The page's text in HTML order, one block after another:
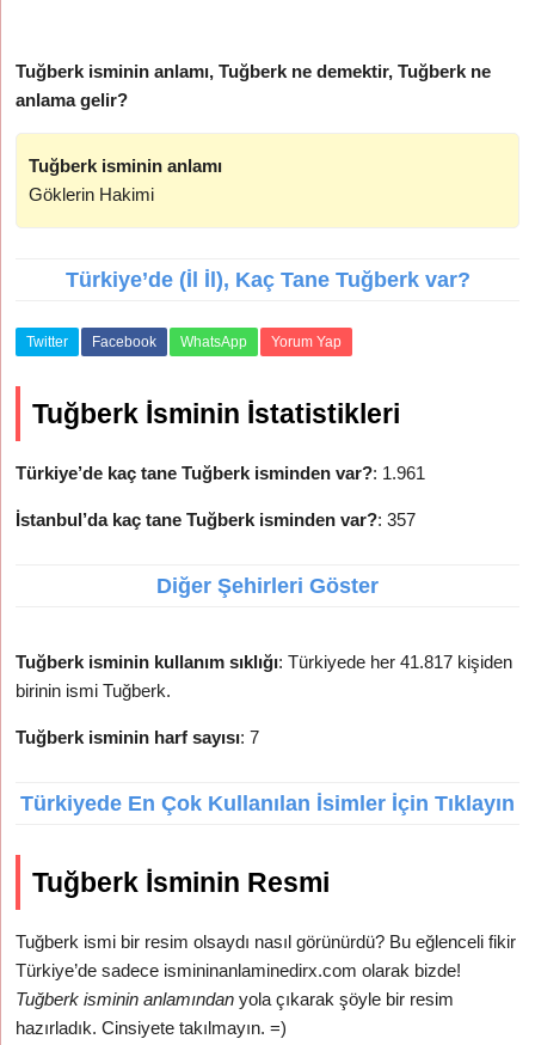
Tuğberk isminin anlamı, Tuğberk ne demektir, Tuğberk ne
anlama gelir?
Tuğberk isminin anlamı
Göklerin Hakimi
Türkiye’de (İl İl), Kaç Tane Tuğberk var?
Twitter Facebook WhatsApp Yorum Yap
Tuğberk İsminin İstatistikleri
Türkiye’de kaç tane Tuğberk isminden var?: 1.961
İstanbul’da kaç tane Tuğberk isminden var?: 357
Diğer Şehirleri Göster
Tuğberk isminin kullanım sıklığı: Türkiyede her 41.817 kişiden
birinin ismi Tuğberk.
Tuğberk isminin harf sayısı: 7
Türkiyede En Çok Kullanılan İsimler İçin Tıklayın
Tuğberk İsminin Resmi
Tuğberk ismi bir resim olsaydı nasıl görünürdü? Bu eğlenceli fikir
Türkiye’de sadece ismininanlaminedirx.com olarak bizde!
Tuğberk isminin anlamından yola çıkarak şöyle bir resim
hazırladık. Cinsiyete takılmayın. =)